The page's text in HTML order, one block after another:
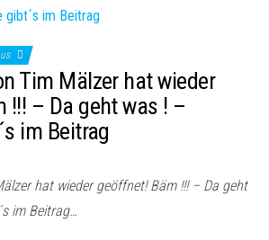
Tim Mälzer hat wieder
!!! – Da geht was ! –
im Beitrag
hat wieder geöffnet! Bäm !!! – Da geht
im Beitrag…